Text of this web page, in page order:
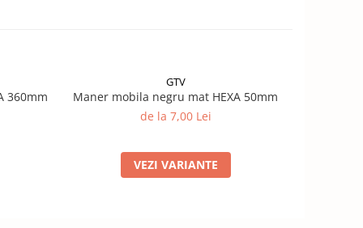
360mm
GTV
Maner mobila negru mat HEXA 50mm
de la 7,00 Lei
VEZI VARIANTE